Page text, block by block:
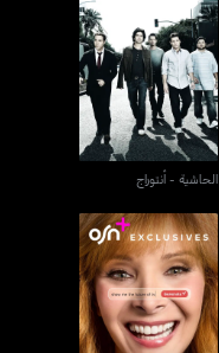
الحاشية - أنتوراج
الحاشية - أنتوراج
ذا كامباك